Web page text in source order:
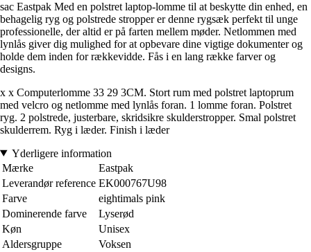
sac Eastpak Med en polstret laptop-lomme til at beskytte din enhed, en
behagelig ryg og polstrede stropper er denne rygsæk perfekt til unge
professionelle, der altid er på farten mellem møder. Netlommen med
lynlås giver dig mulighed for at opbevare dine vigtige dokumenter og
holde dem inden for rækkevidde. Fås i en lang række farver og
designs.
x x Computerlomme 33 29 3CM. Stort rum med polstret laptoprum
med velcro og netlomme med lynlås foran. 1 lomme foran. Polstret
ryg. 2 polstrede, justerbare, skridsikre skulderstropper. Smal polstret
skulderrem. Ryg i læder. Finish i læder
Yderligere information
Mærke
Eastpak
Leverandør reference EK000767U98
Farve
eightimals pink
Dominerende farve
Lyserød
Køn
Unisex
Aldersgruppe
Voksen